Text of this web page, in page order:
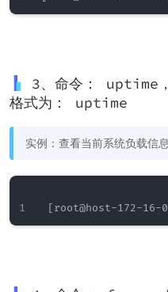
3、命令： uptime，
格式为： uptime
实例：查看当前系统负载信息